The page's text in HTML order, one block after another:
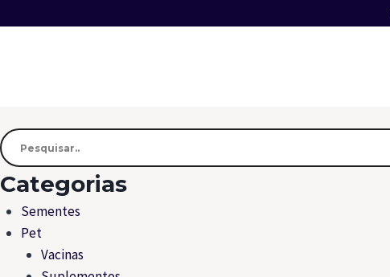
Categorias
Sementes
Pet
Vacinas